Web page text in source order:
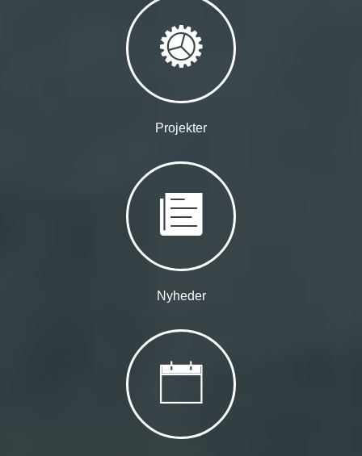
Projekter
Nyheder